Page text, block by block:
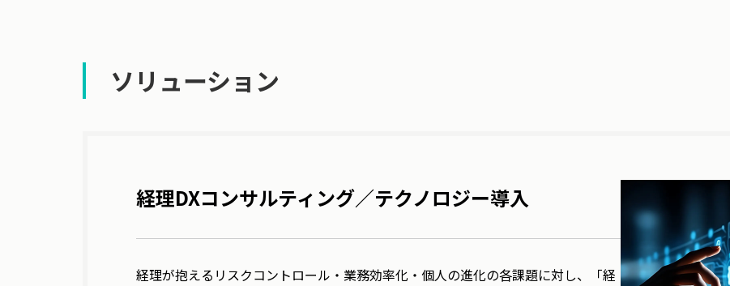
ソリューション
経理DXコンサルティング／テクノロジー導入
経理が抱えるリスクコントロール・業務効率化・個人の進化の各課題に対し、「経